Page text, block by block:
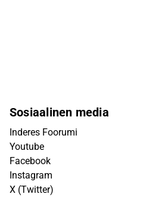
Sosiaalinen media
Inderes Foorumi
Youtube
Facebook
Instagram
X (Twitter)